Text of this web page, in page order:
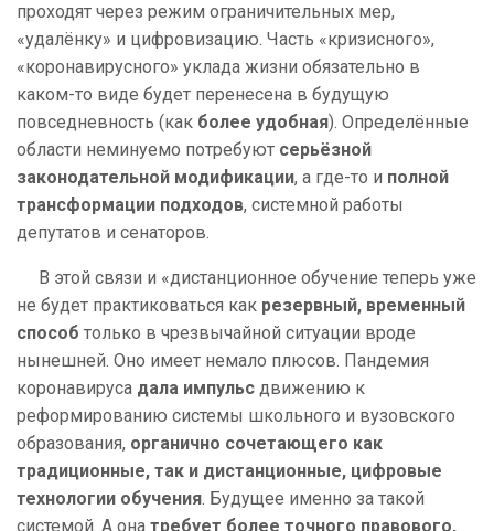
проходят через режим ограничительных мер,
«удалёнку» и цифровизацию. Часть «кризисного»,
«коронавирусного» уклада жизни обязательно в
каком-то виде будет перенесена в будущую
повседневность (как более удобная). Определённые
области неминуемо потребуют серьёзной
законодательной модификации, а где-то и полной
трансформации подходов, системной работы
депутатов и сенаторов.
В этой связи и «дистанционное обучение теперь уже
не будет практиковаться как резервный, временный
способ только в чрезвычайной ситуации вроде
нынешней. Оно имеет немало плюсов. Пандемия
коронавируса дала импульс движению к
реформированию системы школьного и вузовского
образования, органично сочетающего как
традиционные, так и дистанционные, цифровые
технологии обучения. Будущее именно за такой
системой. А она требует более точного правового,